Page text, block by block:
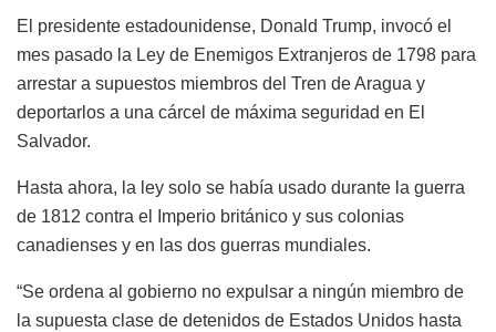
El presidente estadounidense, Donald Trump, invocó el
mes pasado la Ley de Enemigos Extranjeros de 1798 para
arrestar a supuestos miembros del Tren de Aragua y
deportarlos a una cárcel de máxima seguridad en El
Salvador.
Hasta ahora, la ley solo se había usado durante la guerra
de 1812 contra el Imperio británico y sus colonias
canadienses y en las dos guerras mundiales.
“Se ordena al gobierno no expulsar a ningún miembro de
la supuesta clase de detenidos de Estados Unidos hasta